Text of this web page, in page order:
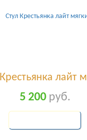
лайт
5 200руб.